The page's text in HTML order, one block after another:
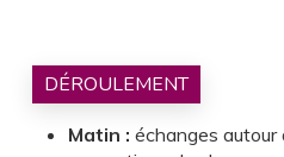
DÉROULEMENT
Matin : échanges autour